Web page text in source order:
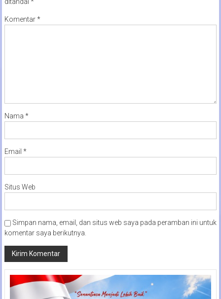
Komentar*
Nama *
Email *
Situs Web
Simpan nama, email, dan situs web saya pada peramban ini untuk
komentar saya berikutnya.